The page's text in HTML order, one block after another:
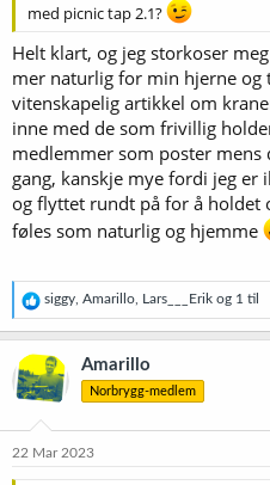
med picnic tap 2.1?
Helt klart, og jeg storkoser
mer naturlig for min hjerne og
vitenskapelig artikkel om
inne med de som frivillig
medlemmer som poster
gang, kanskje mye fordi jeg
og flyttet rundt på for å
føles som naturlig og hjemme
R
e
a
k
s
j
e
siggy Amarillo Lars___Erik og 1 til
Amarillo
Norbrygg-medlem
22 Mar 2023